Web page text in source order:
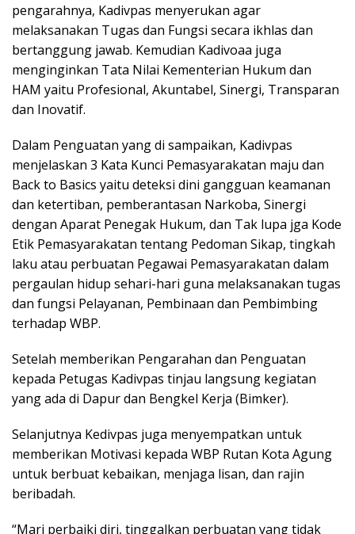
pengarahnya, Kadivpas menyerukan agar
melaksanakan Tugas dan Fungsi secara ikhlas dan
bertanggung jawab. Kemudian Kadivoaa juga
menginginkan Tata Nilai Kementerian Hukum dan
HAM yaitu Profesional, Akuntabel, Sinergi, Transparan
dan Inovatif.
Dalam Penguatan yang di sampaikan, Kadivpas
menjelaskan 3 Kata Kunci Pemasyarakatan maju dan
Back to Basics yaitu deteksi dini gangguan keamanan
dan ketertiban, pemberantasan Narkoba, Sinergi
dengan Aparat Penegak Hukum, dan Tak lupa jga Kode
Etik Pemasyarakatan tentang Pedoman Sikap, tingkah
laku atau perbuatan Pegawai Pemasyarakatan dalam
pergaulan hidup sehari-hari guna melaksanakan tugas
dan fungsi Pelayanan, Pembinaan dan Pembimbing
terhadap WBP.
Setelah memberikan Pengarahan dan Penguatan
kepada Petugas Kadivpas tinjau langsung kegiatan
yang ada di Dapur dan Bengkel Kerja (Bimker).
Selanjutnya Kedivpas juga menyempatkan untuk
memberikan Motivasi kepada WBP Rutan Kota Agung
untuk berbuat kebaikan, menjaga lisan, dan rajin
beribadah.
“Mari perbaiki diri, tinggalkan perbuatan yang tidak